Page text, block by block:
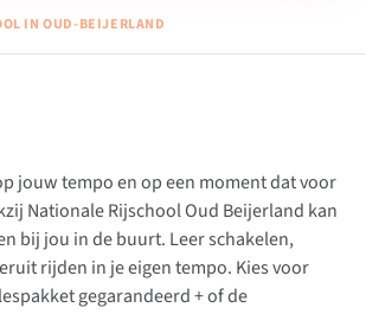
IN OUD-BEIJERLAND
jouw tempo en op een moment dat voor
Nationale Rijschool Oud Beijerland kan
bij jou in de buurt. Leer schakelen,
rijden in je eigen tempo. Kies voor
gegarandeerd + of de